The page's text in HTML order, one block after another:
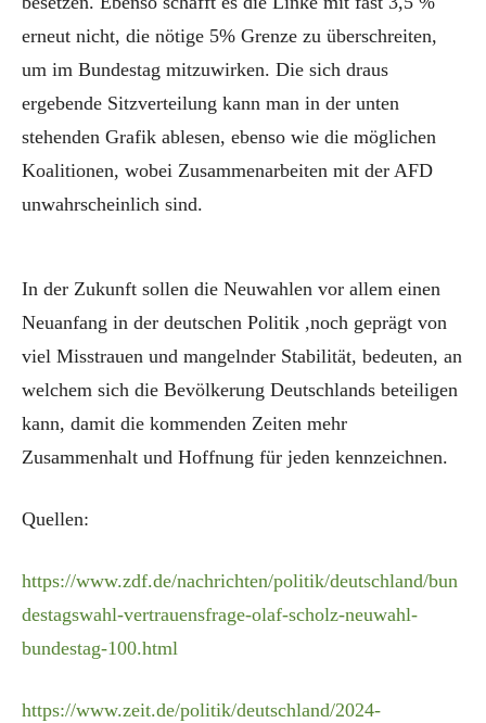
erneut nicht, die nötige 5% Grenze zu überschreiten,
um im Bundestag mitzuwirken. Die sich draus
ergebende Sitzverteilung kann man in der unten
stehenden Grafik ablesen, ebenso wie die möglichen
Koalitionen, wobei Zusammenarbeiten mit der AFD
unwahrscheinlich sind.
In der Zukunft sollen die Neuwahlen vor allem einen
Neuanfang in der deutschen Politik ,noch geprägt von
viel Misstrauen und mangelnder Stabilität, bedeuten, an
welchem sich die Bevölkerung Deutschlands beteiligen
kann, damit die kommenden Zeiten mehr
Zusammenhalt und Hoffnung für jeden kennzeichnen.
Quellen:
https://www.zdf.de/nachrichten/politik/deutschland/bun
destagswahl-vertrauensfrage-olaf-scholz-neuwahl-
bundestag-100.html
https://www.zeit.de/politik/deutschland/2024-